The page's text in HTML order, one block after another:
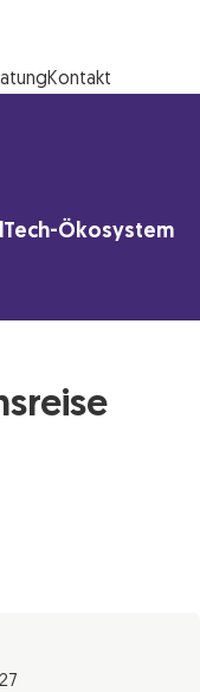
mbH SFG Logo
Kontakt
Ökosystem